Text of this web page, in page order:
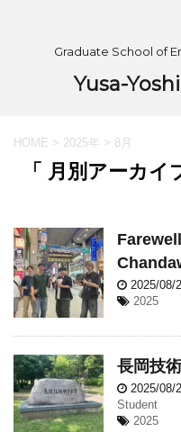
Graduate School of
Yusa-
HOME > 2025年 > 8月
「 月別アーカ
2025/08/
2025
長岡技
2025/08/
Student
2025